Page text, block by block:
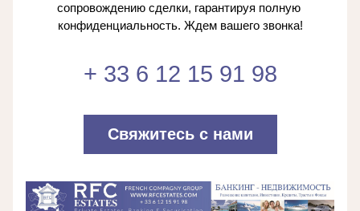
сопровождению сделки, гарантируя полную
конфиденциальность. Ждем вашего звонка!
+ 33 6 12 15 91 98
Свяжитесь с нами